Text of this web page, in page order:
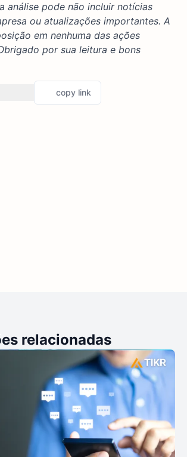
análise pode não incluir notícias
ou atualizações importantes. A
em nenhuma das ações
por sua leitura e bons
copy link
relacionadas